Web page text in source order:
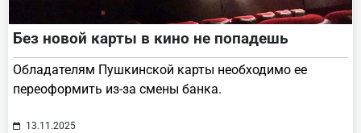
Без новой карты в кино не попадешь
Обладателям Пушкинской карты необходимо ее
переоформить из-за смены банка.
13.11.2025